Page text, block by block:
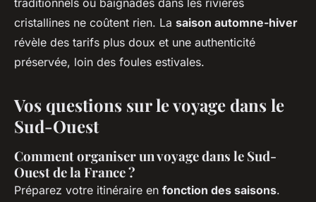
traditionnels ou baignades dans les rivières
cristallines ne coûtent rien. La saison automne-hiver
révèle des tarifs plus doux et une authenticité
préservée, loin des foules estivales.
Vos questions sur le voyage dans le
Sud-Ouest
Comment organiser un voyage dans le Sud-
Ouest de la France ?
Préparez votre itinéraire en fonction des saisons.